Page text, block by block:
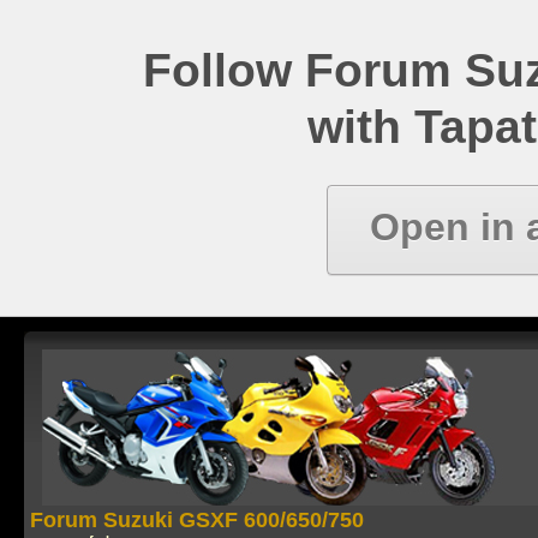
Follow Forum
with
Open in
Forum Suzuki GSXF 600/650/750